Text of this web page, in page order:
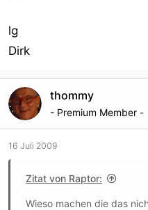
lg
Dirk
thommy
- Premium Member -
16 Juli 2009
Zitat von Raptor:
Wieso machen die das